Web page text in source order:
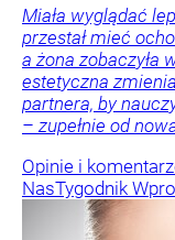
Miała wyglądać
przestał mieć
a żona zobaczyła
estetyczna
partnera, by
– zupełnie od
Opinie i
NasTygodnik